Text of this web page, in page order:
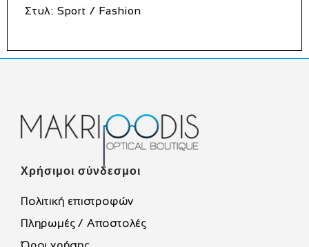
Στυλ: Sport / Fashion
Χρήσιμοι σύνδεσμοι
Πολιτική επιστροφών
Πληρωμές / Αποστολές